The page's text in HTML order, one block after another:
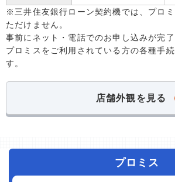
※三井住友銀行ローン契約機では、プロ
ただけません。
事前にネット・電話でのお申し込みが完
プロミスをご利用されている方の各種手
す。
店舗外観を見る
プロミス